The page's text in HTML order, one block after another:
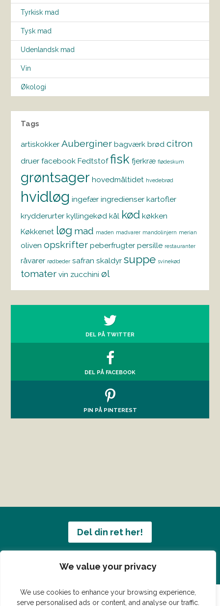
We value your privacy
We use cookies to enhance your browsing experience,
serve personalised ads or content, and analyse our traffic.
Tyrkisk mad
Tysk mad
Udenlandsk mad
Vin
Økologi
Tags
artiskokker Auberginer bagværk brød citron
druer facebook Fedtstof fisk fjerkræ flødeskum
grøntsager hovedmåltidet hvedebrød
hvidløg ingefær ingredienser kartofler
krydderurter kyllingekød kål kød køkken
Køkkenet løg mad maden madvarer mandolinjern merian
oliven opskrifter peberfrugter persille restauranter
råvarer rødbeder safran skaldyr suppe svinekød
tomater vin zucchini øl
DEL PÅ TWITTER
DEL PÅ FACEBOOK
PIN PÅ PINTEREST
Del din ret her!
Har du en konge ret du vil dele?